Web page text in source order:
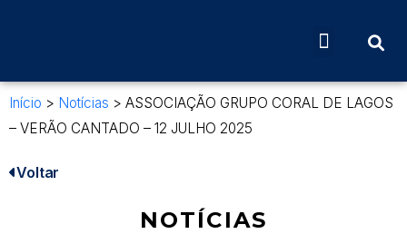
Início > Notícias > ASSOCIAÇÃO GRUPO CORAL DE LAGOS
– VERÃO CANTADO – 12 JULHO 2025
Voltar
NOTÍCIAS